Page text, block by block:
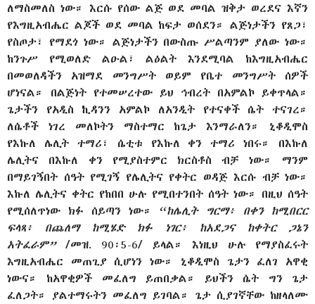
ለማስመለስ ነው። እርሱ የሰው ልጅ ወደ መባል ዝቅታ ወረደና እኛን
የእግዚአብሔር ልጆች ወደ መባል ከፍታ ወሰደን። ልጅነታችን የጸጋ፣
የስጦታ፣ የማደጎ ነው። ልጅነታችን በውስጡ ሥልጣንም ያለው ነው።
ከንጉሥ የሚወለድ ልዑል፣ ልዕልት እንደሚባል ከእግዚአብሔር
በመወለዳችን አዝማደ መንግሥት ወይም የቤተ መንግሥት ሰዎች
ሆነናል። በልጅነት የተመሠረተው ይህ ኅብረት በአምልኮ ይቀጥላል።
ጌታችን የአዲስ ኪዳንን አምልኮ ለአንዲት የተናቀች ሴት ተናገረ።
ለሴቶች ነገረ መለኮትን ማስተማር ከጌታ እንማራለን። ኒቆዲሞስ
የእኩለ ሌሊት ተማሪ፣ ሴቲቱ የእኩለ ቀን ተማሪ ነበሩ። በእኩለ
ሌሊትና በእኩለ ቀን የሚያስተምር ክርስቶስ ብቻ ነው። ማንም
በማይገኝበት ሰዓት የሚገኝ የሌሊትና የቀትር ወዳጅ እርሱ ብቻ ነው።
እኩለ ሌሊትና ቀትር የከበበ ሁሉ የሚበተንበት ሰዓት ነው። በዚህ ሰዓት
የሚሰለጥነው ክፉ ሰይጣን ነው። “ከሌሊት ግርማ፥ በቀን ከሚበርር
ፍላጻ፥ በጨለማ ከሚሄድ ክፉ ነገር፥ ከአደጋና ከቀትር ጋኔን
አትፈራም” /መዝ. 90፡5-6/ ይላል። እነዚህ ሁሉ የማያስፈሩት
እግዚአብሔር መጠጊያ ሲሆነን ነው። ኒቆዲሞስ ጌታን ፈለገ አዋቂ
ነውና። ከአዋቂዎች መፈለግ ይጠበቃል። ይህችን ሴት ግን ጌታ
ፈለጋት። ያልተማሩትን መፈለግ ይገባል። ጌታ ሲያገኛቸው ከዘላለሙ